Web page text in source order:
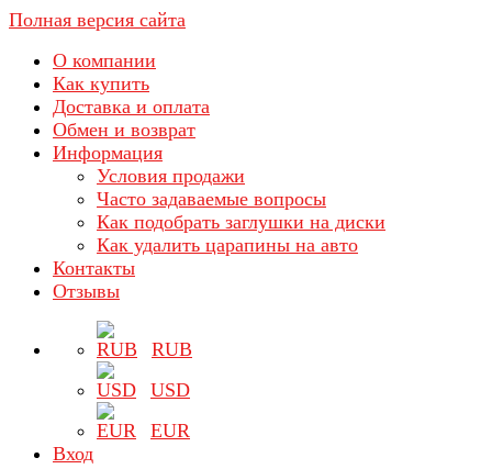
Полная версия сайта
О компании
Как купить
Доставка и оплата
Обмен и возврат
Информация
Условия продажи
Часто задаваемые вопросы
Как подобрать заглушки на диски
Как удалить царапины на авто
Контакты
Отзывы
RUB
USD
EUR
Вход